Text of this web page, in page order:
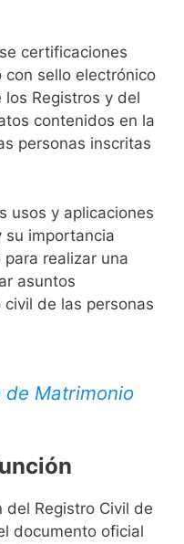
certificaciones
sello electrónico
Registros y del
contenidos en la
personas inscritas
usos y aplicaciones
su importancia
realizar una
asuntos
de las personas
Matrimonio
Registro Civil de
documento oficial